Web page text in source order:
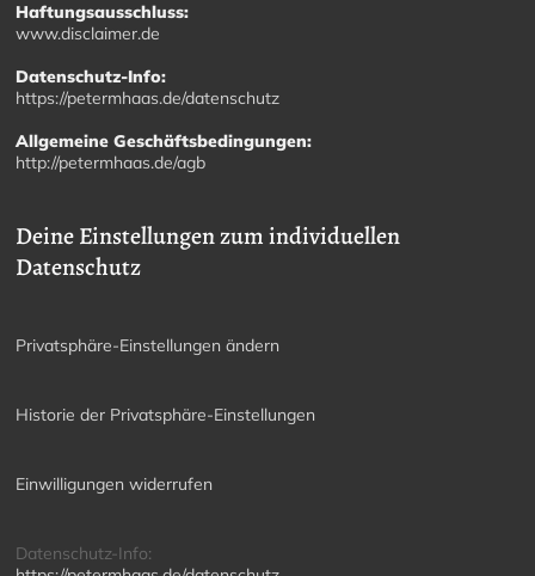
Haftungsausschluss:
www.disclaimer.de
Datenschutz-Info:
https://petermhaas.de/datenschutz
Allgemeine Geschäftsbedingungen:
http://petermhaas.de/agb
Deine Einstellungen zum individuellen
Datenschutz
Privatsphäre-Einstellungen ändern
Historie der Privatsphäre-Einstellungen
Einwilligungen widerrufen
Datenschutz-Info: